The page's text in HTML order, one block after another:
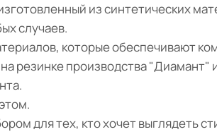
из синтетических
случаев.
которые обеспечивают
резинке производства
для тех, кто хочет выглядеть